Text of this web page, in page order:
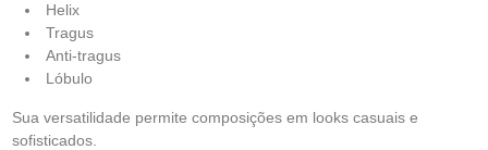
Helix
Tragus
Anti-tragus
Lóbulo
Sua versatilidade permite composições em looks casuais e
sofisticados.